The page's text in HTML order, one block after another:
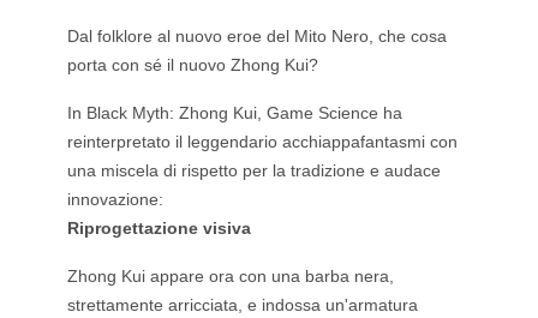
Dal folklore al nuovo eroe del Mito Nero, che cosa
porta con sé il nuovo Zhong Kui?
In Black Myth: Zhong Kui, Game Science ha
reinterpretato il leggendario acchiappafantasmi con
una miscela di rispetto per la tradizione e audace
innovazione:
Riprogettazione visiva
Zhong Kui appare ora con una barba nera,
strettamente arricciata, e indossa un'armatura